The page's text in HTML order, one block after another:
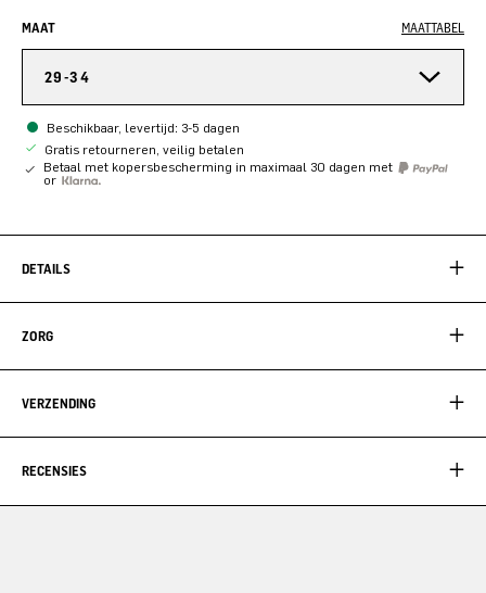
MAAT MAATTABEL
29-34
Beschikbaar, levertijd: 3-5 dagen
Gratis retourneren, veilig betalen
Betaal met kopersbescherming in maximaal 30 dagen met
or
DETAILS
ZORG
VERZENDING
RECENSIES